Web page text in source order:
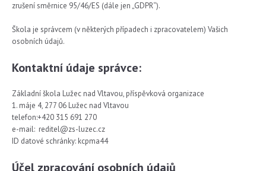
zrušení směrnice 95/46/ES (dále jen „GDPR“).
Škola je správcem (v některých případech i zpracovatelem) Vašich
osobních údajů.
Kontaktní údaje správce:
Základní škola Lužec nad Vltavou, příspěvková organizace
1. máje 4, 277 06 Lužec nad Vltavou
telefon:+420 315 691 270
e-mail: reditel@zs-luzec.cz
ID datové schránky: kcpma44
Účel zpracování osobních údajů